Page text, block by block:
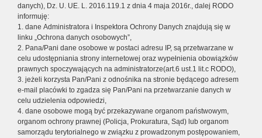
danych), Dz. U. UE. L. 2016.119.1 z dnia 4 maja 2016r., dalej RODO
informuję:
1. dane Administratora i Inspektora Ochrony Danych znajdują się w
linku „Ochrona danych osobowych”,
2. Pana/Pani dane osobowe w postaci adresu IP, są przetwarzane w
celu udostępniania strony internetowej oraz wypełnienia obowiązków
prawnych spoczywających na administratorze(art.6 ust.1 lit.c RODO),
3. jeżeli korzysta Pan/Pani z odnośnika na stronie będącego adresem
e-mail placówki to zgadza się Pan/Pani na przetwarzanie danych w
celu udzielenia odpowiedzi,
4. dane osobowe mogą być przekazywane organom państwowym,
organom ochrony prawnej (Policja, Prokuratura, Sąd) lub organom
samorządu terytorialnego w związku z prowadzonym postępowaniem,